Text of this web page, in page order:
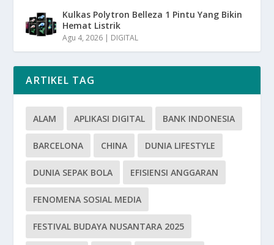
Kulkas Polytron Belleza 1 Pintu Yang Bikin
Hemat Listrik
Agu 4, 2026 | DIGITAL
ARTIKEL TAG
ALAM APLIKASI DIGITAL BANK INDONESIA
BARCELONA CHINA DUNIA LIFESTYLE
DUNIA SEPAK BOLA EFISIENSI ANGGARAN
FENOMENA SOSIAL MEDIA
FESTIVAL BUDAYA NUSANTARA 2025